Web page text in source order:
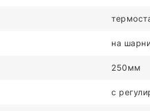
на
250мм
c